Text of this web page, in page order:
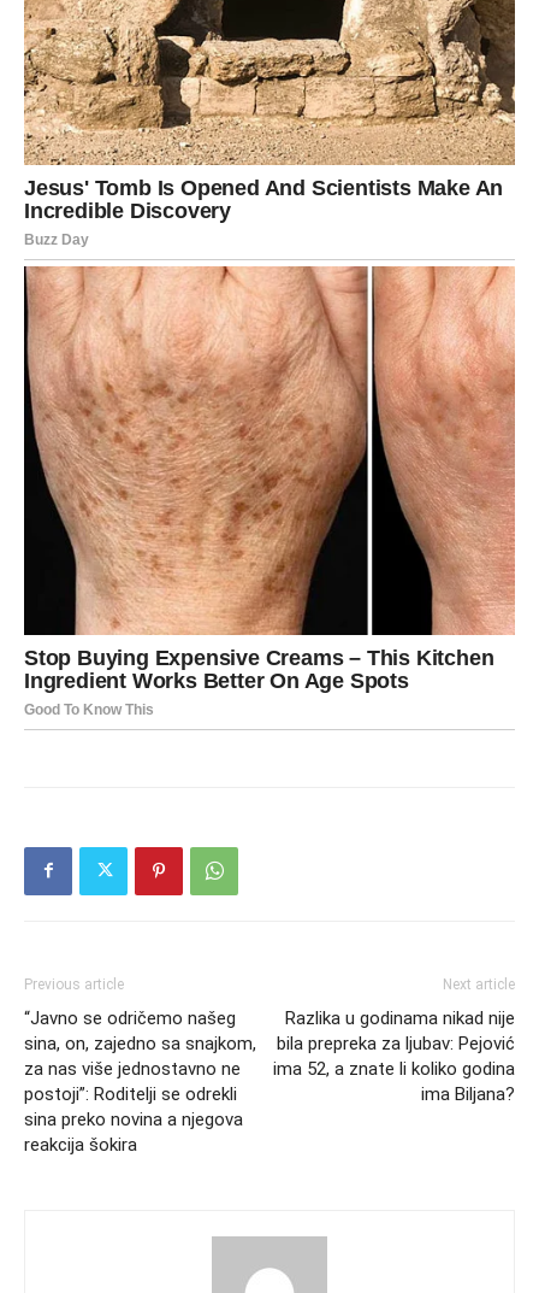
Previous article
“Javno se odričemo našeg
sina, on, zajedno sa snajkom,
za nas više jednostavno ne
postoji”: Roditelji se odrekli
sina preko novina a njegova
reakcija šokira
Next article
Razlika u godinama nikad nije
bila prepreka za ljubav: Pejović
ima 52, a znate li koliko godina
ima Biljana?